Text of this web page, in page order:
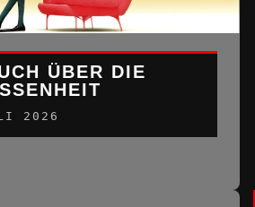
ÜBER DIE
2026